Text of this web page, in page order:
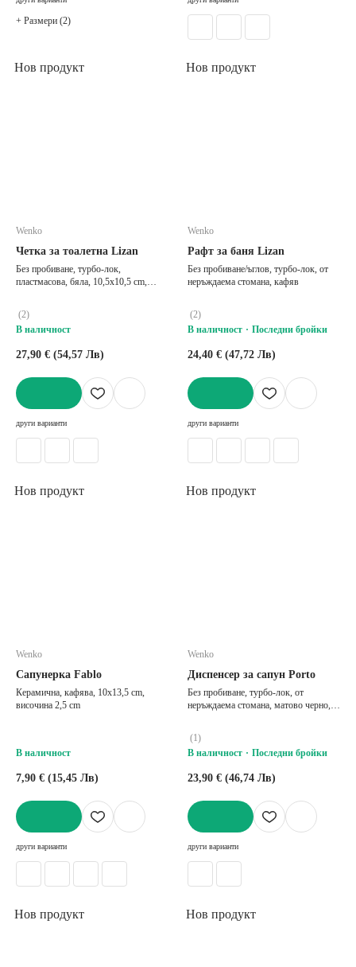
+ Размери (2)
Нов продукт
Wenko
Четка за тоалетна Lizan
Без пробиване, турбо-лок,
пластмасова, бяла, 10,5x10,5 cm,
(2)
В наличност
27,90 € (54,57 Лв)
други варианти
Нов продукт
Wenko
Рафт за баня Lizan
Без пробиване/ъглов, турбо-лок, от
неръждаема стомана, кафяв
(2)
В наличност
Последни бройки
24,40 € (47,72 Лв)
други варианти
Нов продукт
Wenko
Сапунерка Fablo
Керамична, кафява, 10x13,5 cm,
височина 2,5 cm
В наличност
7,90 € (15,45 Лв)
други варианти
Нов продукт
Wenko
Диспенсер за сапун Porto
Без пробиване, турбо-лок, от
неръждаема стомана, матово черно, ø
(1)
В наличност
Последни бройки
23,90 € (46,74 Лв)
други варианти
Нов продукт Нов продукт